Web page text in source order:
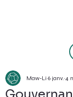
Maw-Li 6 janv. 4